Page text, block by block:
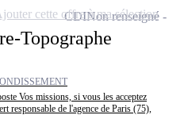
Topographe
Vos missions, si vous les acceptez
responsable de l'agence de Paris (75),
CDINon renseigné
cette offre à ma sélection